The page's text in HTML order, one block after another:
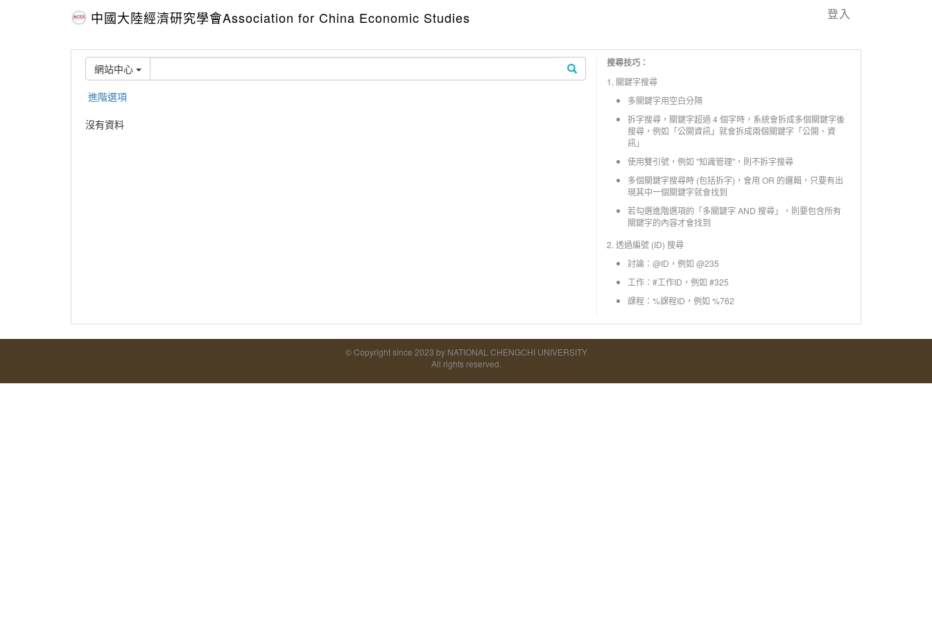
中國大陸經濟研究學會Association for China Economic Studies 登入
網站中心
進階選項
沒有資料
搜尋技巧：
1. 關鍵字搜尋
多關鍵字用空白分隔
拆字搜尋，關鍵字超過 4 個字時，系統會拆成多個關鍵字後
搜尋，例如「公開資訊」就會拆成兩個關鍵字「公開、資
訊」
使用雙引號，例如 "知識管理"，則不拆字搜尋
多個關鍵字搜尋時 (包括拆字)，會用 OR 的邏輯，只要有出
現其中一個關鍵字就會找到
若勾選進階選項的「多關鍵字 AND 搜尋」，則要包含所有
關鍵字的內容才會找到
2. 透過編號 (ID) 搜尋
討論：@ID，例如 @235
工作：#工作ID，例如 #325
課程：%課程ID，例如 %762
© Copyright since 2023 by NATIONAL CHENGCHI UNIVERSITY
All rights reserved.